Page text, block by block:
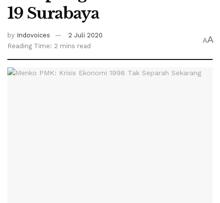
19 Surabaya
by Indovoices
2 Juli 2020
Reading Time: 2 mins read
AA